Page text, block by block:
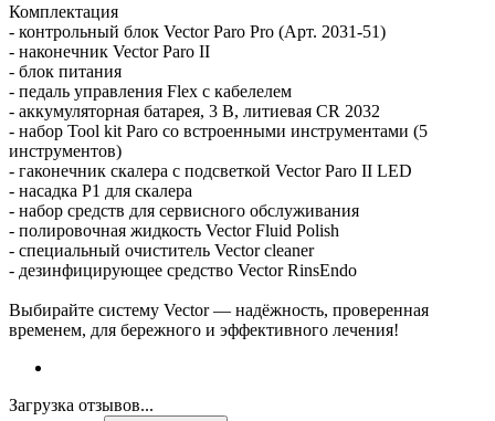
Комплектация
- контрольный блок Vector Paro Pro (Арт. 2031-51)
- наконечник Vector Paro II
- блок питания
- педаль управления Flex с кабелелем
- аккумуляторная батарея, 3 В, литиевая CR 2032
- набор Tool kit Paro со встроенными инструментами (5
инструментов)
- гаконечник скалера с подсветкой Vector Paro II LED
- насадка P1 для скалера
- набор средств для сервисного обслуживания
- полировочная жидкость Vector Fluid Polish
- специальный очиститель Vector cleaner
- дезинфицирующее средство Vector RinsEndo
Выбирайте систему Vector — надёжность, проверенная
временем, для бережного и эффективного лечения!
Загрузка отзывов...